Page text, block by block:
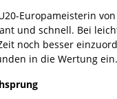
Europameisterin
und schnell. Bei
noch besser
in die Wertung ein.